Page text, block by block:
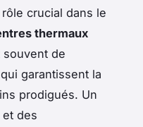
crucial dans le
thermaux
de
garantissent la
prodigués. Un
des